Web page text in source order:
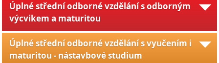
Úplné střední odborné vzdělání s odborným
výcvikem a maturitou
Úplné střední odborné vzdělání s vyučením i
maturitou - nástavbové studium